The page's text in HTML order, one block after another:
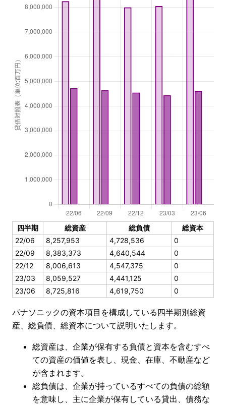
四半期 総資産 総負債
総資本
22/06
8,257,953 4,728,536
0
22/09
8,383,373 4,640,544
0
22/12
8,006,613 4,547,375
0
23/03
8,059,527 4,441,125
0
23/06
8,725,816 4,619,750 0
パナソニックの資本項目を構成している四半期別総資
産、総負債、総資本について説明いたします。
総資産は、企業が保有する負債と資本を含むすべ
ての資産の価値を表し、現金、在庫、不動産など
が含まれます。
総負債は、企業が持っているすべての負債の総額
を意味し、主に企業が保有している貸出、債務な